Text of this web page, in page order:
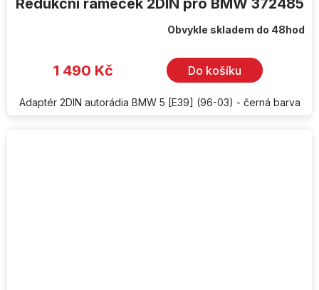
Redukční rámeček 2DIN pro BMW 372485
Obvykle skladem do 48hod
1 490 Kč Do košíku
Adaptér 2DIN autorádia BMW 5 [E39] (96-03) - černá barva